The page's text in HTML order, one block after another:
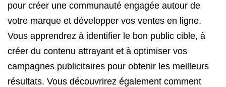
pour créer une communauté engagée autour de
votre marque et développer vos ventes en ligne.
Vous apprendrez à identifier le bon public cible, à
créer du contenu attrayant et à optimiser vos
campagnes publicitaires pour obtenir les meilleurs
résultats. Vous découvrirez également comment